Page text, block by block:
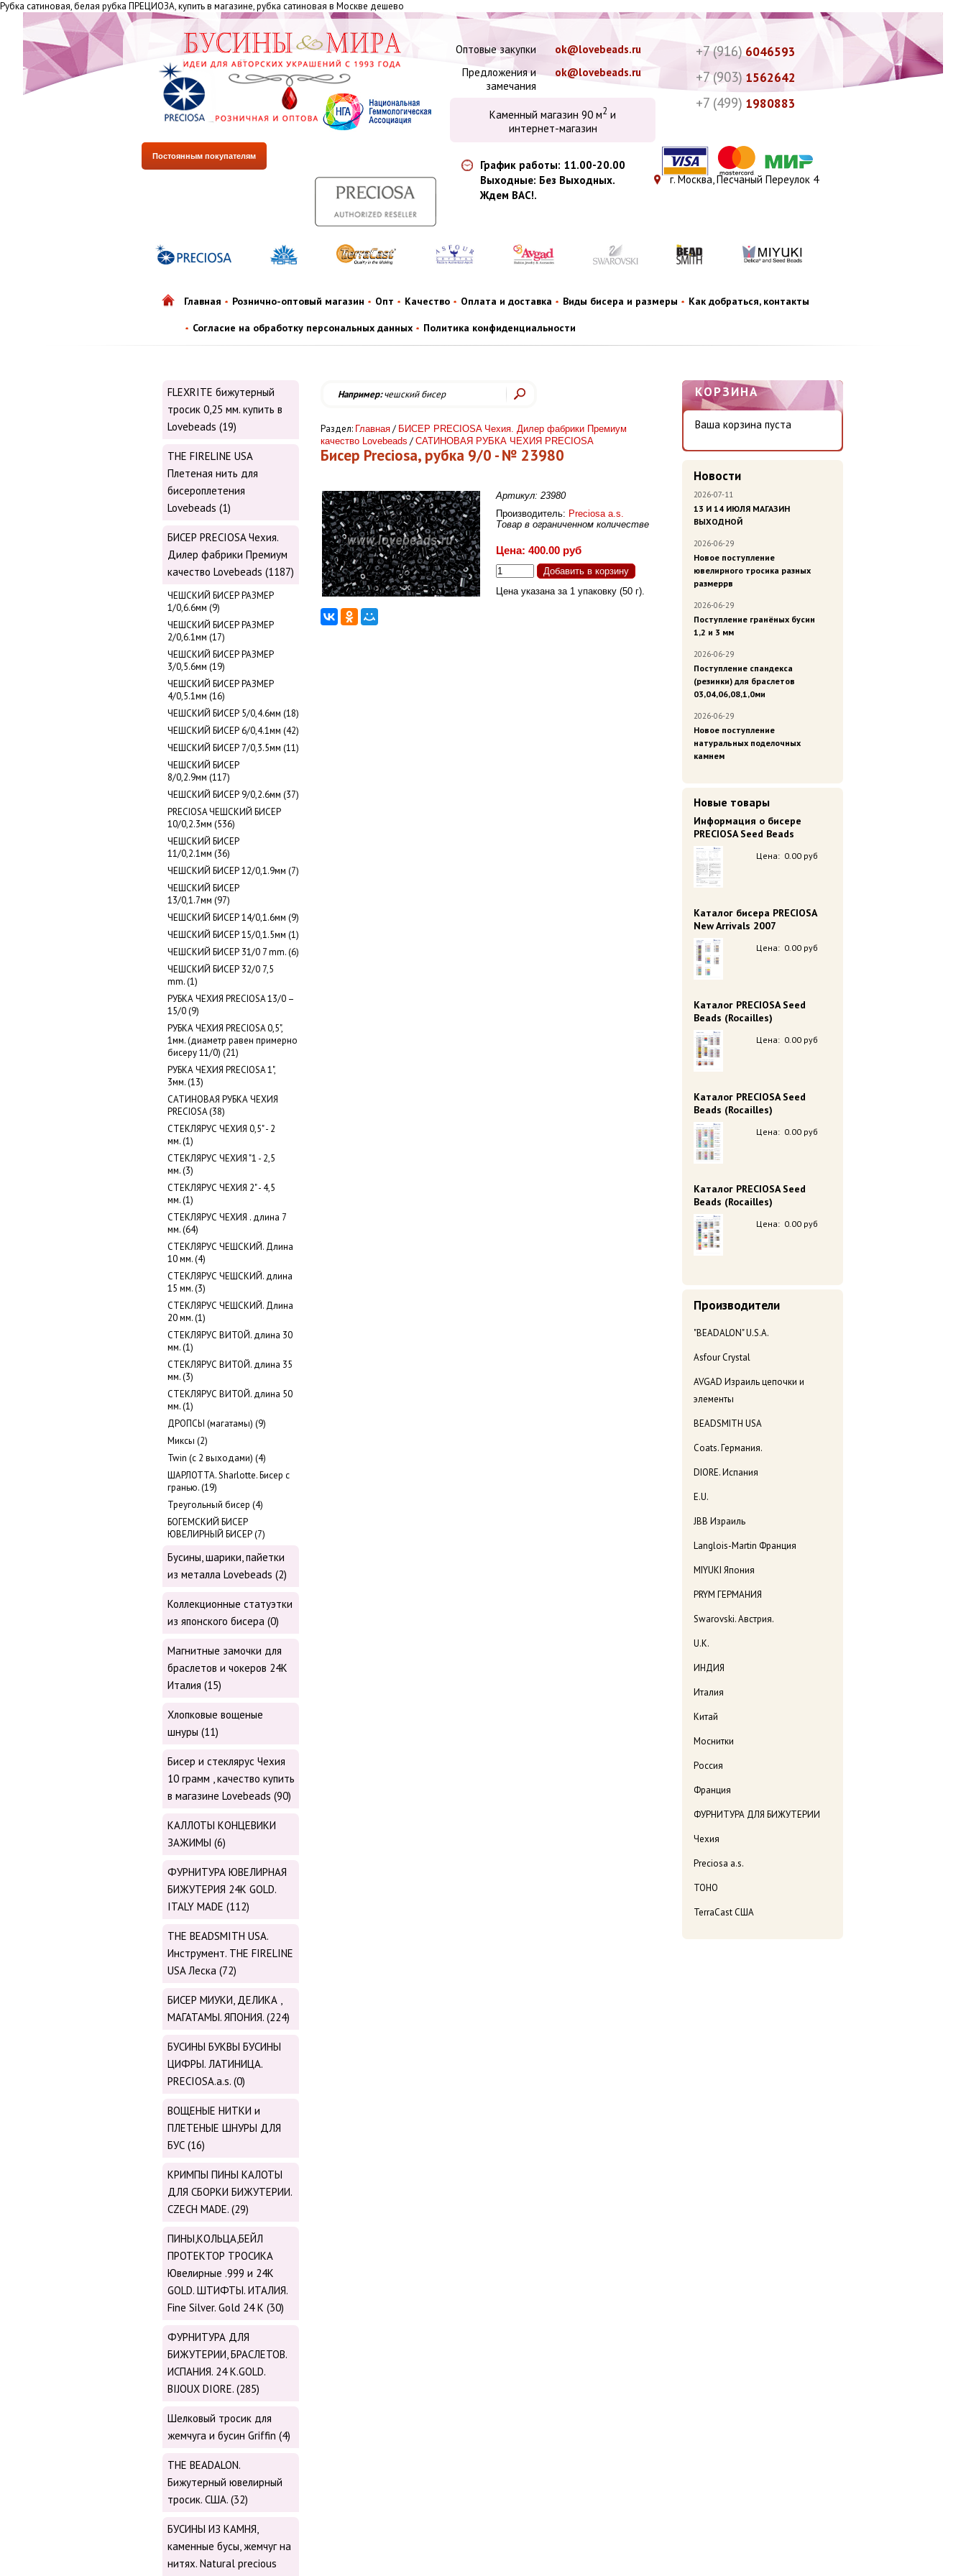
Рубка сатиновая, белая рубка ПРЕЦИОЗА, купить в магазине, рубка сатиновая в Москве дешево
+7 (916) 6046593
+7 (903) 1562642
+7 (499) 1980883
Оптовые закупки
ok@lovebeads.ru
Предложения и
замечания
ok@lovebeads.ru
Каменный магазин 90 м2 и
интернет-магазин
г. Москва, Песчаный Переулок 4
График работы: 11.00-20.00
Выходные: Без Выходных.
Ждем ВАС!.
Постоянным покупателям
Главная Рознично-оптовый магазин Опт Качество Оплата и доставка Виды бисера и размеры Как добраться, контакты
Согласие на обработку персональных данных Политика конфиденциальности
КОРЗИНА
Ваша корзина пуста
Новости
2026-07-11
13 И 14 ИЮЛЯ МАГАЗИН
ВЫХОДНОЙ
2026-06-29
Новое поступление
ювелирного тросика разных
размеррв
2026-06-29
Поступление гранёных бусин
1,2 и 3 мм
2026-06-29
Поступление спандекса
(резинки) для браслетов
03,04,06,08,1,0ми
2026-06-29
Новое поступление
натуральных поделочных
камнем
Новые товары
Информация о бисере
PRECIOSA Seed Beads
Цена: 0.00 руб
Каталог бисера PRECIOSA
New Arrivals 2007
Цена: 0.00 руб
Каталог PRECIOSA Seed
Beads (Rocailles)
Цена: 0.00 руб
Каталог PRECIOSA Seed
Beads (Rocailles)
Цена: 0.00 руб
Каталог PRECIOSA Seed
Beads (Rocailles)
Цена: 0.00 руб
Производители
"BEADALON" U.S.A.
Asfour Crystal
AVGAD Израиль цепочки и
элементы
BEADSMITH USA
Coats. Германия.
DIORE. Испания
E.U.
JBB Израиль
Langlois-Martin Франция
MIYUKI Япония
PRYM ГЕРМАНИЯ
Swarovski. Австрия.
U.K.
ИНДИЯ
Италия
Китай
Моснитки
Россия
Франция
ФУРНИТУРА ДЛЯ БИЖУТЕРИИ
Чехия
Preciosa a.s.
TOHO
TerraCast США
FLEXRITE бижутерный
тросик 0,25 мм. купить в
Lovebeads (19)
THE FIRELINE USA
Плетеная нить для
бисероплетения
Lovebeads (1)
БИСЕР PRECIOSA Чехия.
Дилер фабрики Премиум
качество Lovebeads (1187)
ЧЕШСКИЙ БИСЕР РАЗМЕР
1/0,6.6мм (9)
ЧЕШСКИЙ БИСЕР РАЗМЕР
2/0,6.1мм (17)
ЧЕШСКИЙ БИСЕР РАЗМЕР
3/0,5.6мм (19)
ЧЕШСКИЙ БИСЕР РАЗМЕР
4/0,5.1мм (16)
ЧЕШСКИЙ БИСЕР 5/0,4.6мм (18)
ЧЕШСКИЙ БИСЕР 6/0,4.1мм (42)
ЧЕШСКИЙ БИСЕР 7/0,3.5мм (11)
ЧЕШСКИЙ БИСЕР
8/0,2.9мм (117)
ЧЕШСКИЙ БИСЕР 9/0,2.6мм (37)
PRECIOSA ЧЕШСКИЙ БИСЕР
10/0,2.3мм (536)
ЧЕШСКИЙ БИСЕР
11/0,2.1мм (36)
ЧЕШСКИЙ БИСЕР 12/0,1.9мм (7)
ЧЕШСКИЙ БИСЕР
13/0,1.7мм (97)
ЧЕШСКИЙ БИСЕР 14/0,1.6мм (9)
ЧЕШСКИЙ БИСЕР 15/0,1.5мм (1)
ЧЕШСКИЙ БИСЕР 31/0 7 mm. (6)
ЧЕШСКИЙ БИСЕР 32/0 7,5
mm. (1)
РУБКА ЧЕХИЯ PRECIOSA 13/0 –
15/0 (9)
РУБКА ЧЕХИЯ PRECIOSA 0,5",
1мм. (диаметр равен примерно
бисеру 11/0) (21)
РУБКА ЧЕХИЯ PRECIOSA 1",
3мм. (13)
САТИНОВАЯ РУБКА ЧЕХИЯ
PRECIOSA (38)
СТЕКЛЯРУС ЧЕХИЯ 0,5" - 2
мм. (1)
СТЕКЛЯРУС ЧЕХИЯ "1 - 2,5
мм. (3)
СТЕКЛЯРУС ЧЕХИЯ 2" - 4,5
мм. (1)
СТЕКЛЯРУС ЧЕХИЯ . длина 7
мм. (64)
СТЕКЛЯРУС ЧЕШСКИЙ. Длина
10 мм. (4)
СТЕКЛЯРУС ЧЕШСКИЙ. длина
15 мм. (3)
СТЕКЛЯРУС ЧЕШСКИЙ. Длина
20 мм. (1)
СТЕКЛЯРУС ВИТОЙ. длина 30
мм. (1)
СТЕКЛЯРУС ВИТОЙ. длина 35
мм. (3)
СТЕКЛЯРУС ВИТОЙ. длина 50
мм. (1)
ДРОПСЫ (магатамы) (9)
Миксы (2)
Twin (с 2 выходами) (4)
ШАРЛОТТА. Sharlotte. Бисер с
гранью. (19)
Треугольный бисер (4)
БОГЕМСКИЙ БИСЕР
ЮВЕЛИРНЫЙ БИСЕР (7)
Бусины, шарики, пайетки
из металла Lovebeads (2)
Коллекционные статуэтки
из японского бисера (0)
Магнитные замочки для
браслетов и чокеров 24К
Италия (15)
Хлопковые вощеные
шнуры (11)
Бисер и стеклярус Чехия
10 грамм , качество купить
в магазине Lovebeads (90)
КАЛЛОТЫ КОНЦЕВИКИ
ЗАЖИМЫ (6)
ФУРНИТУРА ЮВЕЛИРНАЯ
БИЖУТЕРИЯ 24К GOLD.
ITALY MADE (112)
THE BEADSMITH USA.
Инструмент. THE FIRELINE
USA Леска (72)
БИСЕР МИУКИ, ДЕЛИКА ,
МАГАТАМЫ. ЯПОНИЯ. (224)
БУСИНЫ БУКВЫ БУСИНЫ
ЦИФРЫ. ЛАТИНИЦА.
PRECIOSA.a.s. (0)
ВОЩЕНЫЕ НИТКИ и
ПЛЕТЕНЫЕ ШНУРЫ ДЛЯ
БУС (16)
КРИМПЫ ПИНЫ КАЛОТЫ
ДЛЯ СБОРКИ БИЖУТЕРИИ.
CZECH MADE. (29)
ПИНЫ,КОЛЬЦА,БЕЙЛ
ПРОТЕКТОР ТРОСИКА
Ювелирные .999 и 24К
GOLD. ШТИФТЫ. ИТАЛИЯ.
Fine Silver. Gold 24 K (30)
ФУРНИТУРА ДЛЯ
БИЖУТЕРИИ, БРАСЛЕТОВ.
ИСПАНИЯ. 24 K.GOLD.
BIJOUX DIORE. (285)
Шелковый тросик для
жемчуга и бусин Griffin (4)
THE BEADALON.
Бижутерный ювелирный
тросик. США. (32)
БУСИНЫ ИЗ КАМНЯ,
каменные бусы, жемчуг на
нитях. Natural precious
Например:чешский бисер
Раздел: Главная / БИСЕР PRECIOSA Чехия. Дилер фабрики Премиум
качество Lovebeads / САТИНОВАЯ РУБКА ЧЕХИЯ PRECIOSA
Бисер Preciosa, рубка 9/0 - № 23980
Артикул: 23980
Производитель: Preciosa a.s.
Товар в ограниченном количестве
Цена: 400.00 руб
Цена указана за 1 упаковку (50 г).